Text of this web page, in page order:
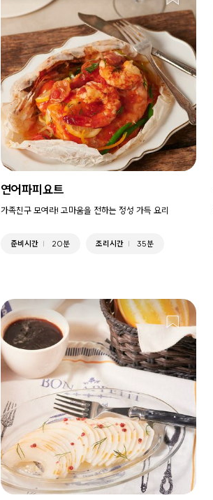
연어파피요트​
가족친구 모여라! 고마움을 전하는 정성 가득 요리
준비시간 20분 조리시간 35분